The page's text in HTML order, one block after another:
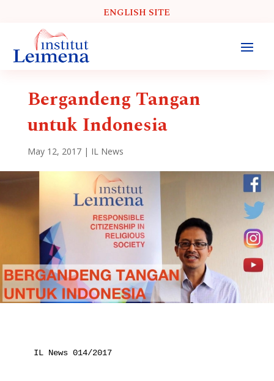
ENGLISH SITE
Bergandeng Tangan
untuk Indonesia
May 12, 2017| IL News
IL News 014/2017